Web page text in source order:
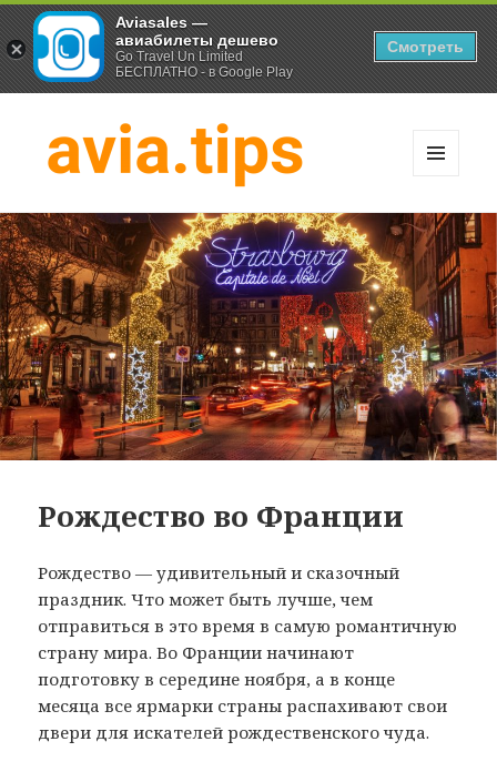
Хитрости экономных
путешественников
ВИДЖЕТЫ
Рождество во Франции
Рождество — удивительный и сказочный
праздник. Что может быть лучше, чем
отправиться в это время в самую романтичную
страну мира. Во Франции начинают
подготовку в середине ноября, а в конце
месяца все ярмарки страны распахивают свои
двери для искателей рождественского чуда.
Aviasales —
авиабилеты дешево
Go Travel Un Limited
БЕСПЛАТНО - в Google Play
Смотреть